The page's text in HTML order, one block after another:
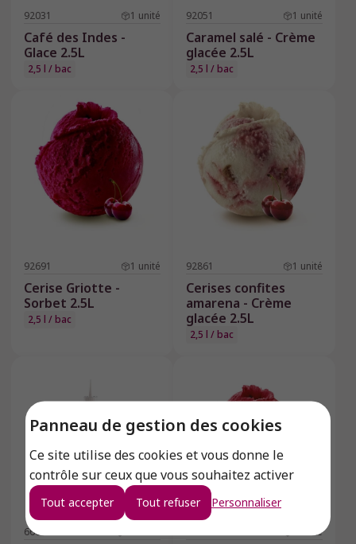
Panneau de gestion des cookies
Ce site utilise des cookies et vous donne le
contrôle sur ceux que vous souhaitez activer
Tout accepter Tout refuser Personnaliser
92031 1 unité
Café des Indes -
Glace 2.5L
2,5 l / bac
92051 1 unité
Caramel salé - Crème
glacée 2.5L
2,5 l / bac
92691 1 unité
Cerise Griotte -
Sorbet 2.5L
2,5 l / bac
92861 1 unité
Cerises confites
amarena - Crème
glacée 2.5L
2,5 l / bac
66063 unité